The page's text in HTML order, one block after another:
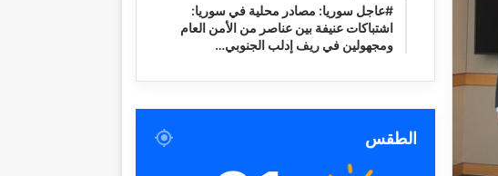
#عاجل سوريا: مصادر محلية في سوريا:
اشتباكات عنيفة بين عناصر من الأمن العام
ومجهولين في ريف إدلب الجنوبي…
الطقس